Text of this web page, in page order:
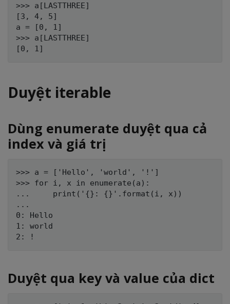
>>> a[LASTTHREE]
[3, 4, 5]
a = [0, 1]
>>> a[LASTTHREE]
Duyệt iterable
Dùng enumerate duyệt qua cả
index và giá trị
>>> a = ['Hello', 'world', '!']
>>> for i, x in enumerate(a):
...     print('{}: {}'.format(i, x))
...
0: Hello
1: world
Duyệt qua key và value của dict